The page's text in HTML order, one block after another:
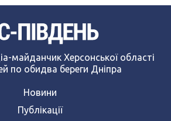
майданчик Херсонської області
по обидва береги Дніпра
Новини
Публікації